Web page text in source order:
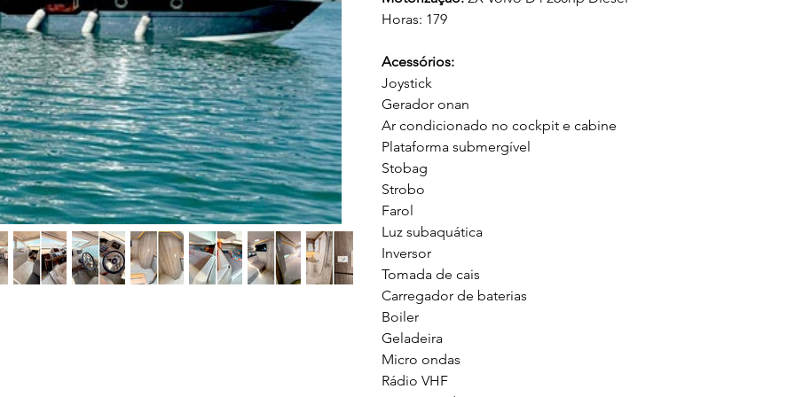
Horas: 179
Acessórios:
Joystick
Gerador onan
Ar condicionado no cockpit e cabine
Plataforma submergível
Stobag
Strobo
Farol
Luz subaquática
Inversor
Tomada de cais
Carregador de baterias
Boiler
Geladeira
Micro ondas
Rádio VHF